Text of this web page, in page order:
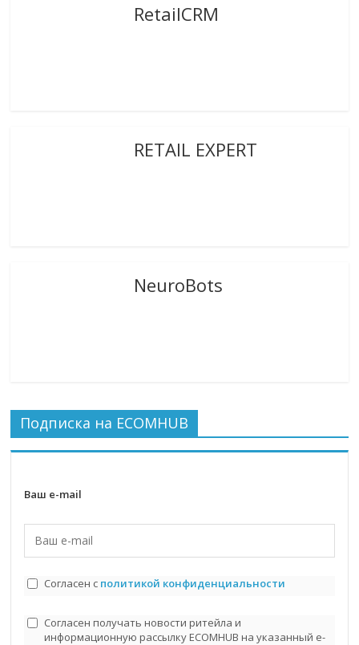
RetailCRM
RETAIL EXPERT
NeuroBots
Подписка на ECOMHUB
Ваш e-mail
Согласен с политикой конфиденциальности
Согласен получать новости ритейла и
информационную рассылку ECOMHUB на указанный e-